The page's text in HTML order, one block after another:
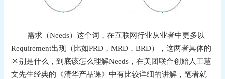
需求（Needs）这个词，在互联网行业从业者中更多以
Requirement出现（比如PRD，MRD，BRD），这两者具体的
区别是什么，到底该怎么理解Needs，在美团联合创始人王慧
文先生经典的《清华产品课》中有比较详细的讲解，笔者就